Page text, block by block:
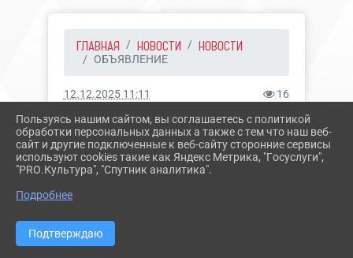
ГЛАВНАЯ НОВОСТИ НОВОСТИ
ОБЪЯВЛЕНИЕ
12.12.2025 11:11 16
ОБЪЯВЛЕНИЕ
ГБУК СК «Ессентукский
историко-краеведческий
Пользуясь нашим сайтом, вы соглашаетесь с политикой
обработки персональных данных а также с тем что наш веб-
сайт и другие подключенные к веб-сайту сторонние сервисы
используют cookies такие как Яндекс Метрика, "Госуслуги",
"PRO.Культура", "Спутник аналитика".
Подробнее
Подтверждаю